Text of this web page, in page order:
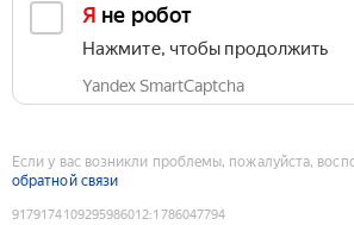
Я не робот
Нажмите, чтобы продолжить
Yandex SmartCaptcha
Если у вас возникли проблемы, пожалуйста,
обратной связи
9179174109295986012:1786047794